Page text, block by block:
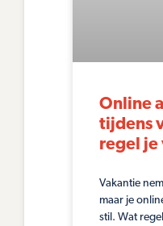
Online
tijdens
regel je
Vakantie
maar je
stil. Wat